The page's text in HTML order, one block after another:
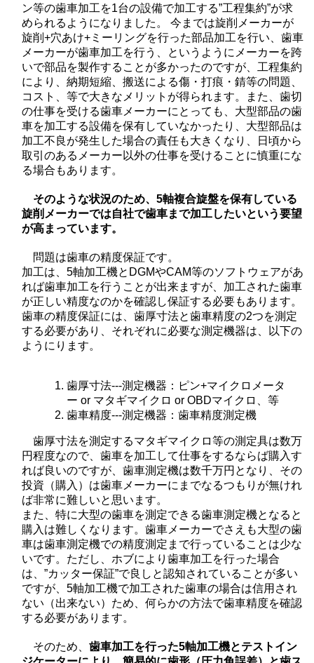
ン等の歯車加工を1台の設備で加工する”工程集約”が求
められるようになりました。 今までは旋削メーカーが
旋削+穴あけ+ミーリングを行った部品加工を行い、歯車
メーカーが歯車加工を行う、というようにメーカーを跨
いで部品を製作することが多かったのですが、工程集約
により、納期短縮、搬送による傷・打痕・錆等の問題、
コスト、等で大きなメリットが得られます。また、歯切
の仕事を受ける歯車メーカーにとっても、大型部品の歯
車を加工する設備を保有していなかったり、大型部品は
加工不良が発生した場合の責任も大きくなり、日頃から
取引のあるメーカー以外の仕事を受けることに慎重にな
る場合もあります。
そのような状況のため、5軸複合旋盤を保有している
旋削メーカーでは自社で歯車まで加工したいという要望
が高まっています。
問題は歯車の精度保証です。
加工は、5軸加工機とDGMやCAM等のソフトウェアがあ
れば歯車加工を行うことが出来ますが、加工された歯車
が正しい精度なのかを確認し保証する必要もあります。
歯車の精度保証には、歯厚寸法と歯車精度の2つを測定
する必要があり、それぞれに必要な測定機器は、以下の
ようにります。
歯厚寸法---測定機器：ピン+マイクロメータ
ー or マタギマイクロ or OBDマイクロ、等
歯車精度---測定機器：歯車精度測定機
歯厚寸法を測定するマタギマイクロ等の測定具は数万
円程度なので、歯車を加工して仕事をするならば購入す
れば良いのですが、歯車測定機は数千万円となり、その
投資（購入）は歯車メーカーにまでなるつもりが無けれ
ば非常に難しいと思います。
また、特に大型の歯車を測定できる歯車測定機となると
購入は難しくなります。歯車メーカーでさえも大型の歯
車は歯車測定機での精度測定まで行っていることは少な
いです。ただし、ホブにより歯車加工を行った場合
は、”カッター保証”で良しと認知されていることが多い
ですが、5軸加工機で加工された歯車の場合は信用され
ない（出来ない）ため、何らかの方法で歯車精度を確認
する必要があります。
そのため、 歯車加工を行った5軸加工機とテストイン